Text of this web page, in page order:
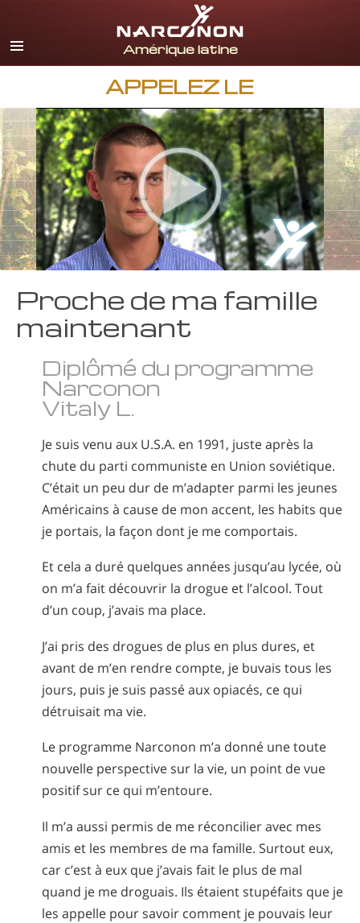
Espagnol
Anglais
Portugais
Italien
Français
Néerlandais
Allemand
Croate
Toutes régions/langues
APPELEZ LE
Proche de ma famille
maintenant
Diplômé du programme
Narconon
Vitaly L.
Je suis venu aux U.S.A. en 1991, juste après la
chute du parti communiste en Union soviétique.
C’était un peu dur de m’adapter parmi les jeunes
Américains à cause de mon accent, les habits que
je portais, la façon dont je me comportais.
Et cela a duré quelques années jusqu’au lycée, où
on m’a fait découvrir la drogue et l’alcool. Tout
d’un coup, j’avais ma place.
J’ai pris des drogues de plus en plus dures, et
avant de m’en rendre compte, je buvais tous les
jours, puis je suis passé aux opiacés, ce qui
détruisait ma vie.
Le programme Narconon m’a donné une toute
nouvelle perspective sur la vie, un point de vue
positif sur ce qui m’entoure.
Il m’a aussi permis de me réconcilier avec mes
amis et les membres de ma famille. Surtout eux,
car c’est à eux que j’avais fait le plus de mal
quand je me droguais. Ils étaient stupéfaits que je
les appelle pour savoir comment je pouvais leur